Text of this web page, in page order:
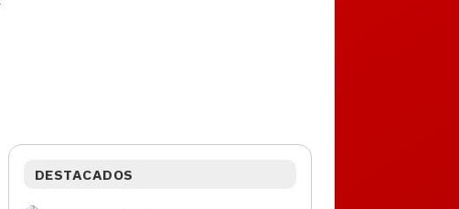
DESTACADOS